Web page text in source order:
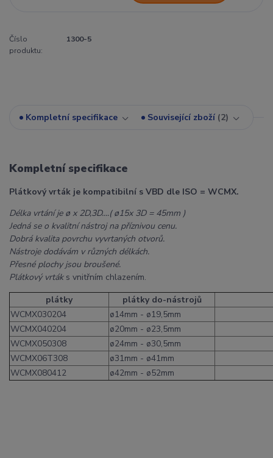
Číslo
produktu:
1300-5
Kompletní specifikace Související zboží 2
Kompletní specifikace
Plátkový vrták je kompatibilní s VBD dle ISO = WCMX.
Délka vrtání je ø x 2D,3D....( ø15x 3D = 45mm )
Jedná se o kvalitní nástroj na příznivou cenu.
Dobrá kvalita povrchu vyvrtaných otvorů.
Nástroje dodávám v různých délkách.
Přesné plochy jsou broušené.
Plátkový vrtáks vnitřním chlazením.
plátky
plátky do-nástrojů
WCMX030204
ø14mm - ø19,5mm
WCMX040204
ø20mm - ø23,5mm
WCMX050308
ø24mm - ø30,5mm
WCMX06T308
ø31mm - ø41mm
WCMX080412
ø42mm - ø52mm